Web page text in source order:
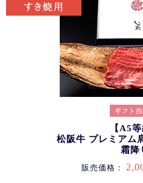
【A5等
松阪牛 プレミアム
霜降
販売価格：